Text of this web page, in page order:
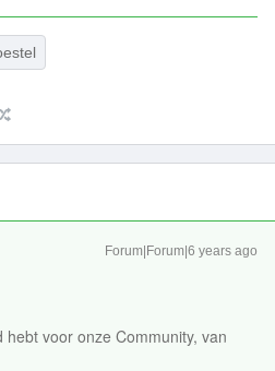
Forum|Forum|6 years ago
voor onze Community, van